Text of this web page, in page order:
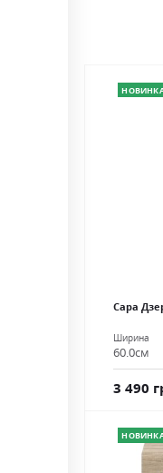
Сара
Ширина
60.0см
3 490